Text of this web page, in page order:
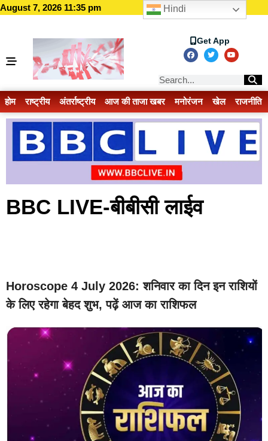
August 7, 2026 11:35 pm
Get App
होम राष्ट्रीय अंतर्राष्ट्रीय आज की ताजा खबर मनोरंजन खेल राजनीति
BBC LIVE-बीबीसी लाईव
Horoscope 4 July 2026: शनिवार का दिन इन राशियों
के लिए रहेगा बेहद शुभ, पढ़ें आज का राशिफल
Hindi